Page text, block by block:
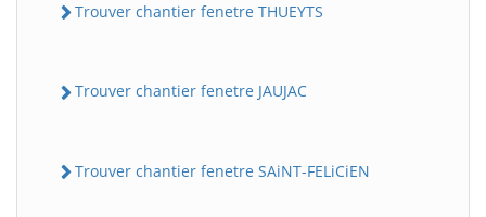
Trouver chantier fenetre THUEYTS
Trouver chantier fenetre JAUJAC
Trouver chantier fenetre SAiNT-FELiCiEN